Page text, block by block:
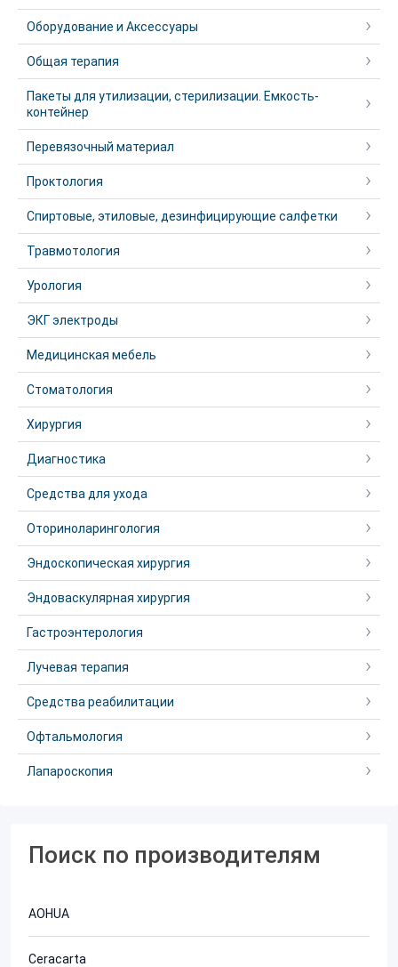
Оборудование и Аксессуары
Общая терапия
Пакеты для утилизации, стерилизации. Емкость-
контейнер
Перевязочный материал
Проктология
Спиртовые, этиловые, дезинфицирующие салфетки
Травмотология
Урология
ЭКГ электроды
Медицинская мебель
Стоматология
Хирургия
Диагностика
Средства для ухода
Оториноларингология
Эндоскопическая хирургия
Эндоваскулярная хирургия
Гастроэнтерология
Лучевая терапия
Средства реабилитации
Офтальмология
Лапароскопия
Поиск по производителям
AOHUA
Ceracarta